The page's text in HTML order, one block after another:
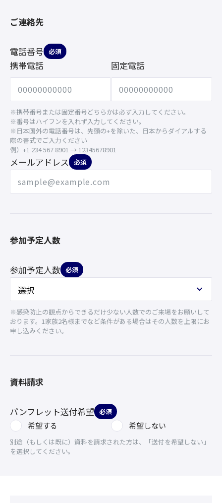
ご連絡先
電話番号 必須
携帯電話 固定電話
※携帯番号または固定番号どちらかは必ず入力してください。
※番号はハイフンを入れず入力してください。
※日本国外の電話番号は、先頭の+を除いた、日本からダイアルする
際の書式でご入力ください
例）+1 234 567 8901 → 12345678901
メールアドレス 必須
参加予定人数
参加予定人数 必須
※感染防止の観点からできるだけ少ない人数でのご来場をお願いして
おります。1家族2名様までなど条件がある場合はその人数を上限にお
申し込みください。
資料請求
パンフレット送付希望 必須
希望する 希望しない
別途（もしくは既に）資料を請求された方は、「送付を希望しない」
を選択してください。